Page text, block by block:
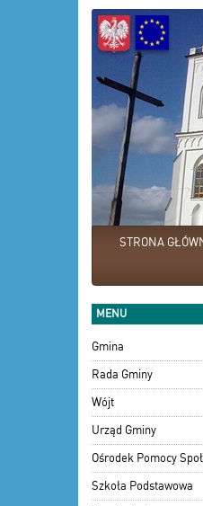
STRONA
MENU
Gmina
Rada Gminy
Wójt
Urząd Gminy
Ośrodek Pomocy
Szkoła Podstawowa